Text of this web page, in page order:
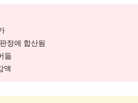
정에 합산됨
듦
액